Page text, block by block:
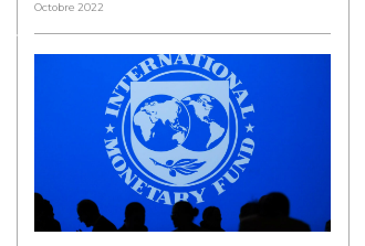
Octobre 2022